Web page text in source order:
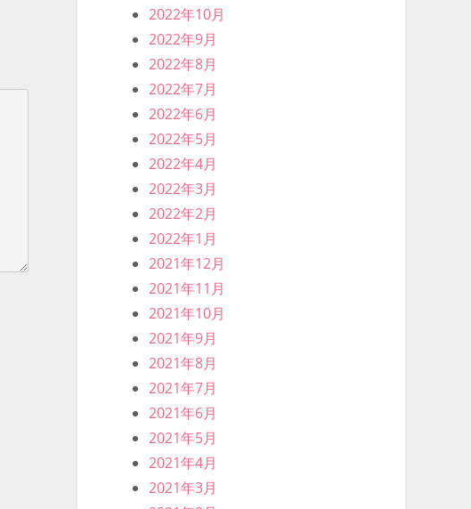
2022年10月
2022年9月
2022年8月
2022年7月
2022年6月
2022年5月
2022年4月
2022年3月
2022年2月
2022年1月
2021年12月
2021年11月
2021年10月
2021年9月
2021年8月
2021年7月
2021年6月
2021年5月
2021年4月
2021年3月